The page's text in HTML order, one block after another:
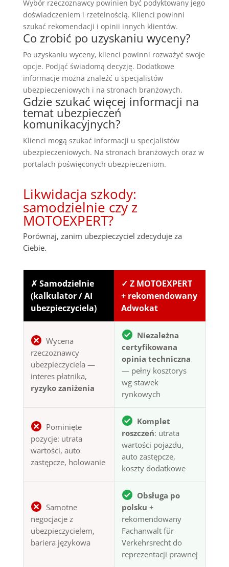
Wybór rzeczoznawcy powinien być podyktowany jego
doświadczeniem i rzetelnością. Klienci powinni
szukać rekomendacji i opinii innych klientów.
Co zrobić po uzyskaniu wyceny?
Po uzyskaniu wyceny, klienci powinni rozważyć swoje
opcje. Podjąć świadomą decyzję. Dodatkowe
informacje można znaleźć u specjalistów
ubezpieczeniowych i na stronach branżowych.
Gdzie szukać więcej informacji na
temat ubezpieczeń
komunikacyjnych?
Klienci mogą szukać informacji u specjalistów
ubezpieczeniowych. Na stronach branżowych oraz w
portalach poświęconych ubezpieczeniom.
Likwidacja szkody:
samodzielnie czy z
MOTOEXPERT?
Porównaj, zanim ubezpieczyciel zdecyduje za
Ciebie.
✗ Samodzielnie
(kalkulator / AI
ubezpieczyciela)
✓ Z MOTOEXPERT
+ rekomendowany
Adwokat
Wycena
rzeczoznawcy
ubezpieczyciela —
interes płatnika,
ryzyko zaniżenia
Niezależna
certyfikowana
opinia techniczna
— pełny kosztorys
wg stawek
rynkowych
Pominięte
pozycje: utrata
wartości, auto
zastępcze, holowanie
Komplet
roszczeń: utrata
wartości pojazdu,
auto zastępcze,
koszty dodatkowe
Samotne
negocjacje z
ubezpieczycielem,
bariera językowa
Obsługa po
polsku +
rekomendowany
Fachanwalt für
Verkehrsrecht do
reprezentacji prawnej